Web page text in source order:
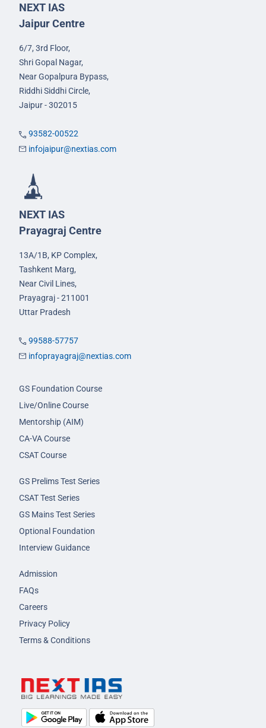
NEXT IAS
Jaipur Centre
6/7, 3rd Floor,
Shri Gopal Nagar,
Near Gopalpura Bypass,
Riddhi Siddhi Circle,
Jaipur - 302015
93582-00522
infojaipur@nextias.com
NEXT IAS
Prayagraj Centre
13A/1B, KP Complex,
Tashkent Marg,
Near Civil Lines,
Prayagraj - 211001
Uttar Pradesh
99588-57757
infoprayagraj@nextias.com
GS Foundation Course
Live/Online Course
Mentorship (AIM)
CA-VA Course
CSAT Course
GS Prelims Test Series
CSAT Test Series
GS Mains Test Series
Optional Foundation
Interview Guidance
Admission
FAQs
Careers
Privacy Policy
Terms & Conditions